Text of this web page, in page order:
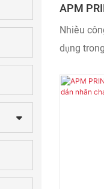
APM
Nhãn
Máy
Cho
Nhiều
dụng
dập nóng
trong